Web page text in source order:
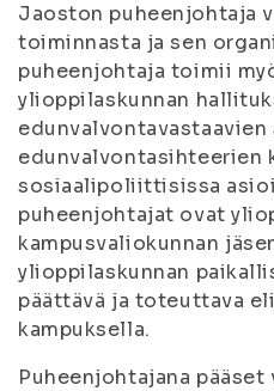
Jaoston puheenjohtaja
toiminnasta ja sen
puheenjohtaja toimii
ylioppilaskunnan
edunvalvontasihteerien
sosiaalipoliittisissa
puheenjohtajat ovat
kampusvaliokunnan
ylioppilaskunnan
päättävä ja toteuttava
kampuksella.
Puheenjohtajana